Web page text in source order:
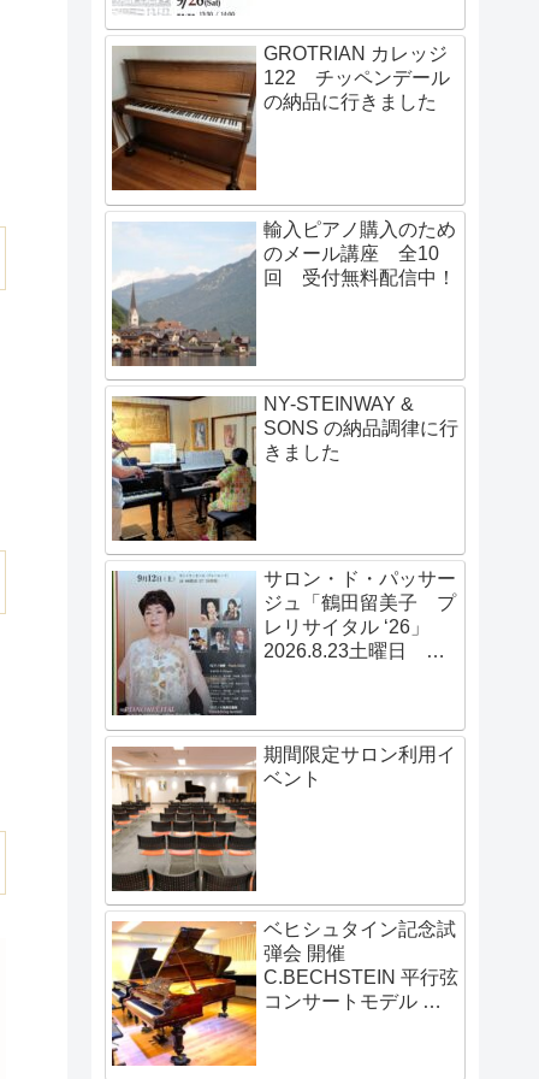
GROTRIAN カレッジ
122 チッペンデール
の納品に行きました
輸入ピアノ購入のため
のメール講座 全10
回 受付無料配信中！
NY-STEINWAY &
SONS の納品調律に行
きました
サロン・ド・パッサー
ジュ「鶴田留美子 プ
レリサイタル ‘26」
2026.8.23土曜日
期間限定サロン利用イ
ベント
ベヒシュタイン記念試
弾会 開催
C.BECHSTEIN 平行弦
コンサートモデル 伝